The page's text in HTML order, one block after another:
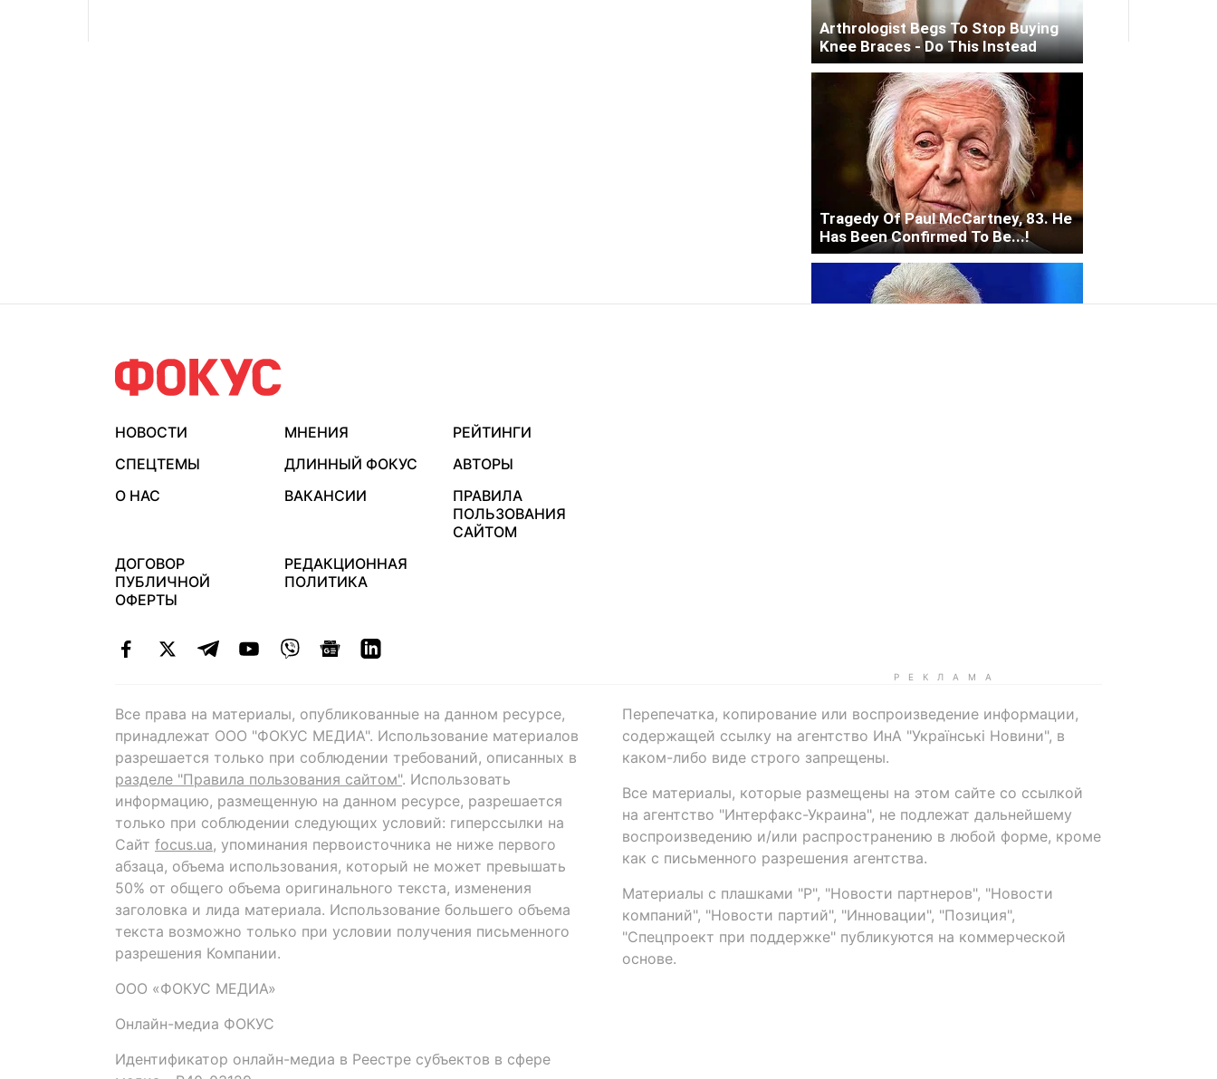
НОВОСТИ МНЕНИЯ
РЕЙТИНГИ
СПЕЦТЕМЫ
ДЛИННЫЙ ФОКУС
АВТОРЫ
О НАС
ВАКАНСИИ
ПРАВИЛА
ПОЛЬЗОВАНИЯ
САЙТОМ
ДОГОВОР
ПУБЛИЧНОЙ
ОФЕРТЫ
РЕДАКЦИОННАЯ
ПОЛИТИКА
Все права на материалы, опубликованные на данном ресурсе,
принадлежат ООО "ФОКУС МЕДИА". Использование материалов
разрешается только при соблюдении требований, описанных в
разделе "Правила пользования сайтом". Использовать
информацию, размещенную на данном ресурсе, разрешается
только при соблюдении следующих условий: гиперссылки на
Сайт focus.ua, упоминания первоисточника не ниже первого
абзаца, объема использования, который не может превышать
50% от общего объема оригинального текста, изменения
заголовка и лида материала. Использование большего объема
текста возможно только при условии получения письменного
разрешения Компании.
ООО «ФОКУС МЕДИА»
Онлайн-медиа ФОКУС
Идентификатор онлайн-медиа в Реестре субъектов в сфере
Перепечатка, копирование или воспроизведение информации,
содержащей ссылку на агентство ИнА "Українські Новини", в
каком-либо виде строго запрещены.
Все материалы, которые размещены на этом сайте со ссылкой
на агентство "Интерфакс-Украина", не подлежат дальнейшему
воспроизведению и/или распространению в любой форме, кроме
как с письменного разрешения агентства.
Материалы с плашками "Р", "Новости партнеров", "Новости
компаний", "Новости партий", "Инновации", "Позиция",
"Спецпроект при поддержке" публикуются на коммерческой
основе.